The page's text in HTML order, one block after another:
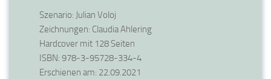
Szenario: Julian Voloj
Zeichnungen: Claudia Ahlering
Hardcover mit 128 Seiten
ISBN: 978-3-95728-334-4
Erschienen am: 22.09.2021